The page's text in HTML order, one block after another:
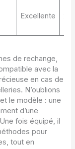
Excellente 22
de rechange,
avec la
en cas de
N’oublions
le modèle : une
d’une
fois équipé, il
pour
tout en